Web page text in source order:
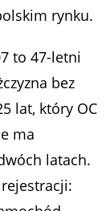
rynku.
to 47-letni
bez
lat, który OC
ma
latach.